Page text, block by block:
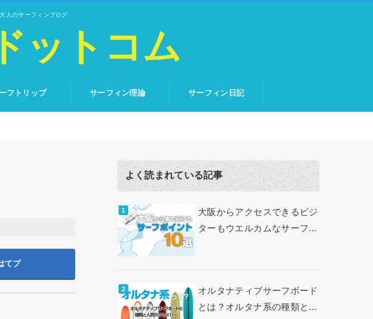
人のサーフィンブログ
ットコム
フトリップ サーフィン理論 サーフィン日記
てブ
よく読まれている記事
大阪からアクセスできるビジ
ターもウエルカムなサーフ...
オルタナティブサーフボード
とは？オルタナ系の種類と...